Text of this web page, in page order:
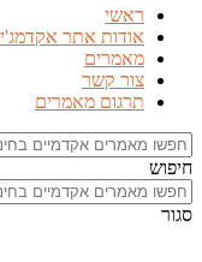
ראשי
אודות אתר
מאמרים
צור קשר
תרגום מאמרים
חיפוש
סגור